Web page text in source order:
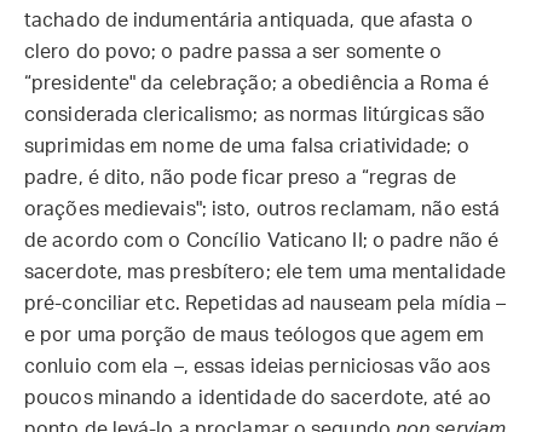
tachado de indumentária antiquada, que afasta o
clero do povo; o padre passa a ser somente o
“presidente" da celebração; a obediência a Roma é
considerada clericalismo; as normas litúrgicas são
suprimidas em nome de uma falsa criatividade; o
padre, é dito, não pode ficar preso a “regras de
orações medievais"; isto, outros reclamam, não está
de acordo com o Concílio Vaticano II; o padre não é
sacerdote, mas presbítero; ele tem uma mentalidade
pré-conciliar etc. Repetidas ad nauseam pela mídia –
e por uma porção de maus teólogos que agem em
conluio com ela –, essas ideias perniciosas vão aos
poucos minando a identidade do sacerdote, até ao